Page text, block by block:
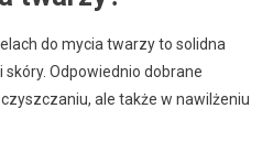
do mycia twarzy to solidna
Odpowiednio dobrane
ale także w nawilżeniu